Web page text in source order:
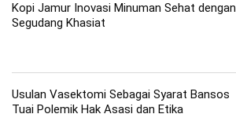
Kopi Jamur Inovasi Minuman Sehat dengan
Segudang Khasiat
Usulan Vasektomi Sebagai Syarat Bansos
Tuai Polemik Hak Asasi dan Etika